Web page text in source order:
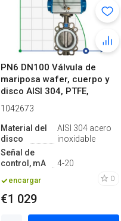
PN6 DN100 Válvula de
mariposa wafer, cuerpo y
disco AISI 304, PTFE,
Simple ef...
1042673
Material del
disco
AISI 304 acero
inoxidable
Señal de
control, mA
4-20
encargar 0
€1 029